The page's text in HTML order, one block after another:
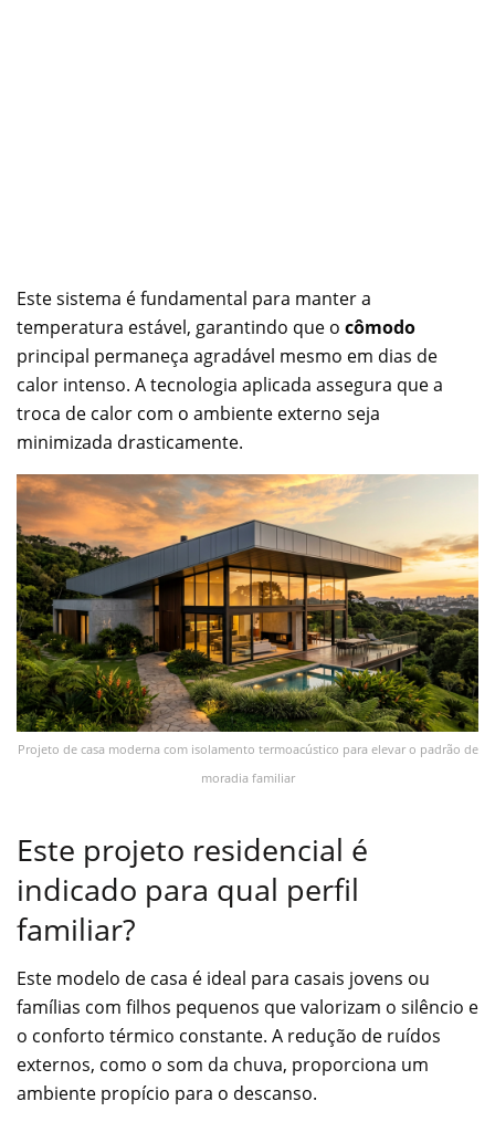
Este sistema é fundamental para manter a
temperatura estável, garantindo que o cômodo
principal permaneça agradável mesmo em dias de
calor intenso. A tecnologia aplicada assegura que a
troca de calor com o ambiente externo seja
minimizada drasticamente.
Projeto de casa moderna com isolamento termoacústico para elevar o padrão de
moradia familiar
Este projeto residencial é
indicado para qual perfil
familiar?
Este modelo de casa é ideal para casais jovens ou
famílias com filhos pequenos que valorizam o silêncio e
o conforto térmico constante. A redução de ruídos
externos, como o som da chuva, proporciona um
ambiente propício para o descanso.